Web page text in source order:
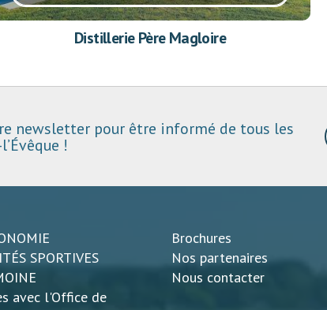
Distillerie Père Magloire
newsletter pour être informé de tous les
!
SPORTIVES
avec l'Office de
Brochures
Nos partenaires
Nous contacter